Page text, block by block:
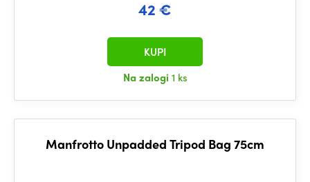
42 €
Na zalogi 1 ks
KUPI
Manfrotto Unpadded Tripod Bag 75cm